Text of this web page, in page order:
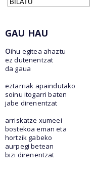
GAU HAU
oihu egitea ahaztu
ez dutenentzat
da gaua
eztarriak apaindutako
soinu itogarri baten
jabe direnentzat
arriskatze xumeei
bostekoa eman eta
hortzik gabeko
aurpegi betean
bizi direnentzat